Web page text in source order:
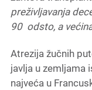
preživljavanja
90 odsto, a
Atrezija žučnih
javlja u zemljama
najveća u